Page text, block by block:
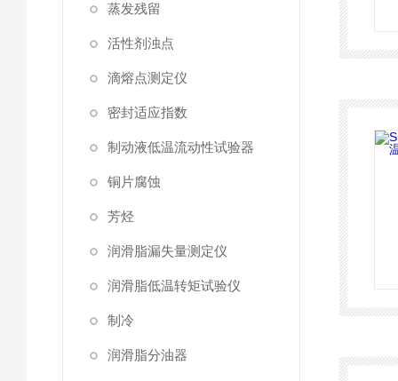
蒸发残留
活性剂浊点
滴熔点测定仪
密封适应指数
制动液低温流动性试验器
铜片腐蚀
芳烃
润滑脂漏失量测定仪
润滑脂低温转矩试验仪
制冷
润滑脂分油器